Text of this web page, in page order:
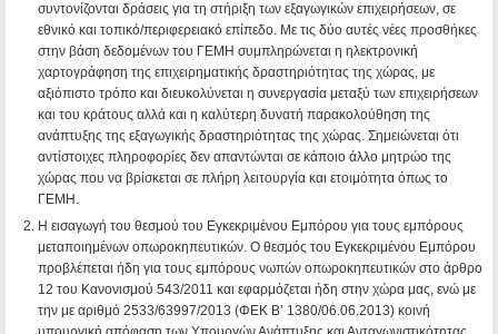
συντονίζονται δράσεις για τη στήριξη των εξαγωγικών επιχειρήσεων, σε
εθνικό και τοπικό/περιφερειακό επίπεδο. Με τις δύο αυτές νέες προσθήκες
στην βάση δεδομένων του ΓΕΜΗ συμπληρώνεται η ηλεκτρονική
χαρτογράφηση της επιχειρηματικής δραστηριότητας της χώρας, με
αξιόπιστο τρόπο και διευκολύνεται η συνεργασία μεταξύ των επιχειρήσεων
και του κράτους αλλά και η καλύτερη δυνατή παρακολούθηση της
ανάπτυξης της εξαγωγικής δραστηριότητας της χώρας. Σημειώνεται ότι
αντίστοιχες πληροφορίες δεν απαντώνται σε κάποιο άλλο μητρώο της
χώρας που να βρίσκεται σε πλήρη λειτουργία και ετοιμότητα όπως το
ΓΕΜΗ.
Η εισαγωγή του θεσμού του Εγκεκριμένου Εμπόρου για τους εμπόρους
μεταποιημένων οπωροκηπευτικών. Ο θεσμός του Εγκεκριμένου Εμπόρου
προβλέπεται ήδη για τους εμπόρους νωπών οπωροκηπευτικών στο άρθρο
12 του Κανονισμού 543/2011 και εφαρμόζεται ήδη στην χώρα μας, ενώ με
την με αριθμό 2533/63997/2013 (ΦΕΚ Β’ 1380/06.06.2013) κοινή